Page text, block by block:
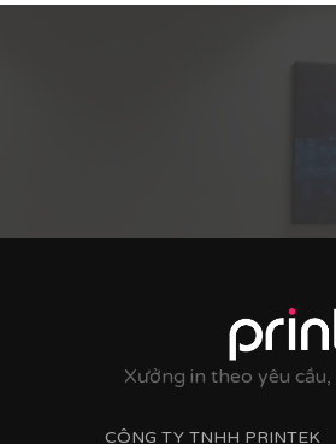
Các dòng sản phẩm nổi
mạnh mẽ. Đây là giải
Xưởng in theo yêu
CÔNG TY TNHH PRINTEK